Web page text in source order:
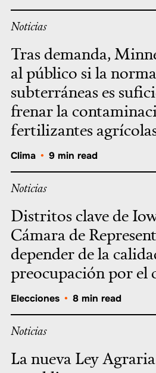
Noticias
Tras demanda,
al público si la
subterráneas es
frenar la
fertilizantes
Clima • 9 min read
Noticias
Distritos clave de
Cámara de
depender de la
preocupación por el
Elecciones • 8 min read
Noticias
La nueva Ley